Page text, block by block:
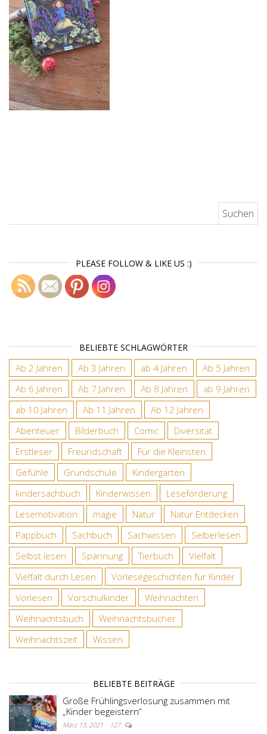
PLEASE FOLLOW & LIKE US :)
BELIEBTE SCHLAGWÖRTER
Ab 2 Jahren Ab 3 Jahren ab 4 Jahren
Ab 5 Jahren
Ab 6 Jahren
Ab 7 Jahren Ab 8 Jahren
ab 9 Jahren
ab 10 Jahren
Ab 11 Jahren
Ab 12 Jahren
Abenteuer
Bilderbuch Comic
Diversität
Erstleser
Freundschaft
Für die Kleinsten
Gefühle
Grundschule
Kindergarten
kindersachbuch
Kinderwissen
Leseförderung
Lesemotivation
magie Natur
Natur Entdecken
Pappbuch
Sachbuch Sachwissen
Selberlesen
Selbst lesen
Spannung Tierbuch
Vielfalt
Vielfalt durch Lesen
Vorlesegeschichten für Kinder
Vorlesen
Vorschulkinder
Weihnachten
Weihnachtsbuch
Weihnachtsbücher
Weihnachtszeit
Wissen
BELIEBTE BEITRÄGE
Große Frühlingsverlosung zusammen mit
„Kinder begeistern“
März 13, 2021 127